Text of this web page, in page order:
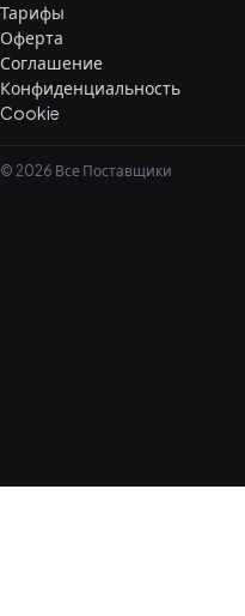
Тарифы
Оферта
Соглашение
Конфиденциальность
Cookie
© 2026 Все Поставщики